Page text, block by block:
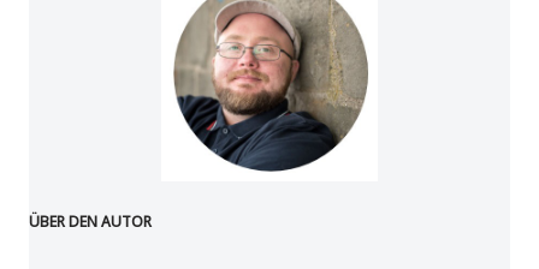
ÜBER DEN AUTOR